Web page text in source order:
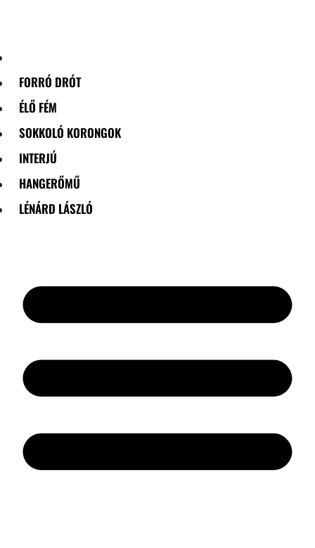
FORRÓ DRÓT
ÉLŐ FÉM
SOKKOLÓ KORONGOK
INTERJÚ
HANGERŐMŰ
LÉNÁRD LÁSZLÓ